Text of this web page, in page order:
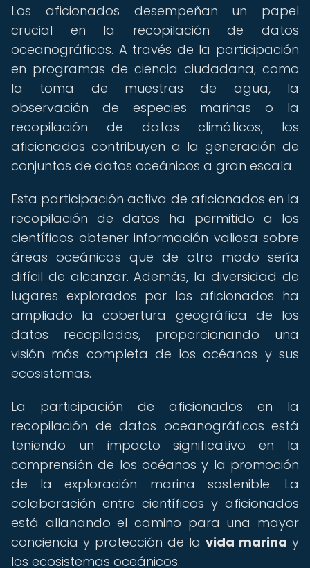
Los aficionados desempeñan un papel
crucial en la recopilación de datos
oceanográficos. A través de la participación
en programas de ciencia ciudadana, como
la toma de muestras de agua, la
observación de especies marinas o la
recopilación de datos climáticos, los
aficionados contribuyen a la generación de
conjuntos de datos oceánicos a gran escala.
Esta participación activa de aficionados en la
recopilación de datos ha permitido a los
científicos obtener información valiosa sobre
áreas oceánicas que de otro modo sería
difícil de alcanzar. Además, la diversidad de
lugares explorados por los aficionados ha
ampliado la cobertura geográfica de los
datos recopilados, proporcionando una
visión más completa de los océanos y sus
ecosistemas.
La participación de aficionados en la
recopilación de datos oceanográficos está
teniendo un impacto significativo en la
comprensión de los océanos y la promoción
de la exploración marina sostenible. La
colaboración entre científicos y aficionados
está allanando el camino para una mayor
conciencia y protección de la vida marina y
los ecosistemas oceánicos.